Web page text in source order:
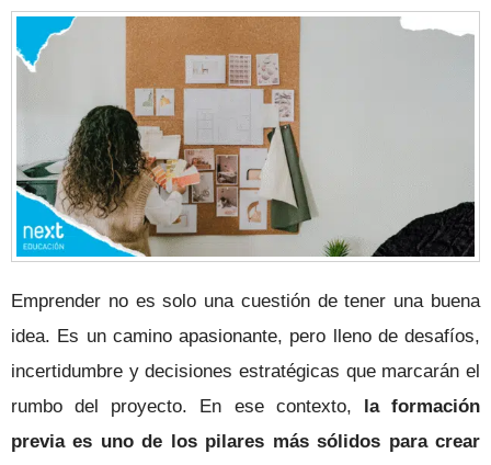
Emprender no es solo una cuestión de tener una buena
idea. Es un camino apasionante, pero lleno de desafíos,
incertidumbre y decisiones estratégicas que marcarán el
rumbo del proyecto. En ese contexto,
la formación
previa es uno de los pilares más sólidos para crear